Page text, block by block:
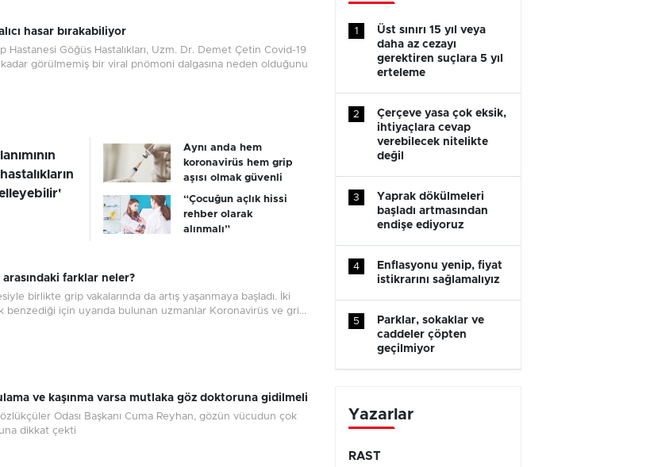
hasar bırakabiliyor
Hastanesi Göğüs Hastalıkları, Uzm. Dr. Demet Çetin Covid-19
görülmemiş bir viral pnömoni dalgasına neden olduğunu
Aynı anda hem
koronavirüs hem grip
aşısı olmak güvenli
“Çocuğun açlık hissi
rehber olarak
alınmalı”
farklar neler?
birlikte grip vakalarında da artış yaşanmaya başladı. İki
benzediği için uyarıda bulunan uzmanlar Koronavirüs ve gri...
ve kaşınma varsa mutlaka göz doktoruna gidilmeli
Odası Başkanı Cuma Reyhan, gözün vücudun çok
dikkat çekti
1
Üst sınırı 15 yıl veya
daha az cezayı
gerektiren suçlara 5 yıl
erteleme
2
Çerçeve yasa çok eksik,
ihtiyaçlara cevap
verebilecek nitelikte
değil
3
Yaprak dökülmeleri
başladı artmasından
endişe ediyoruz
4
Enflasyonu yenip, fiyat
istikrarını sağlamalıyız
5
Parklar, sokaklar ve
caddeler çöpten
geçilmiyor
Yazarlar
RAST